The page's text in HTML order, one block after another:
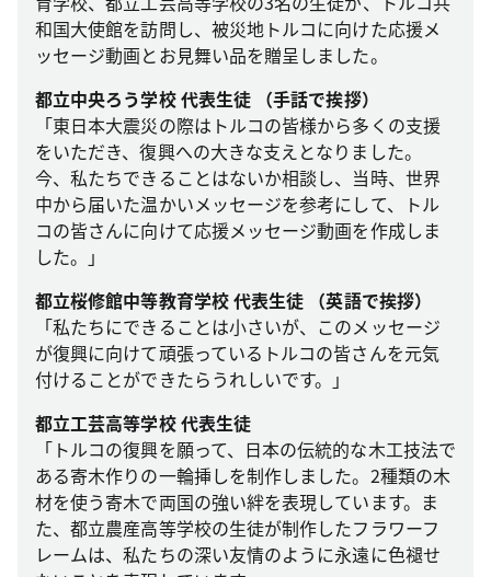
和国大使館を訪問し、被災地トルコに向けた応援メ
ッセージ動画とお見舞い品を贈呈しました。
都立中央ろう学校 代表生徒 （手話で挨拶）
「東日本大震災の際はトルコの皆様から多くの支援
をいただき、復興への大きな支えとなりました。
今、私たちできることはないか相談し、当時、世界
中から届いた温かいメッセージを参考にして、トル
コの皆さんに向けて応援メッセージ動画を作成しま
した。」
都立桜修館中等教育学校 代表生徒 （英語で挨拶）
「私たちにできることは小さいが、このメッセージ
が復興に向けて頑張っているトルコの皆さんを元気
付けることができたらうれしいです。」
都立工芸高等学校 代表生徒
「トルコの復興を願って、日本の伝統的な木工技法で
ある寄木作りの一輪挿しを制作しました。2種類の木
材を使う寄木で両国の強い絆を表現しています。ま
た、都立農産高等学校の生徒が制作したフラワーフ
レームは、私たちの深い友情のように永遠に色褪せ